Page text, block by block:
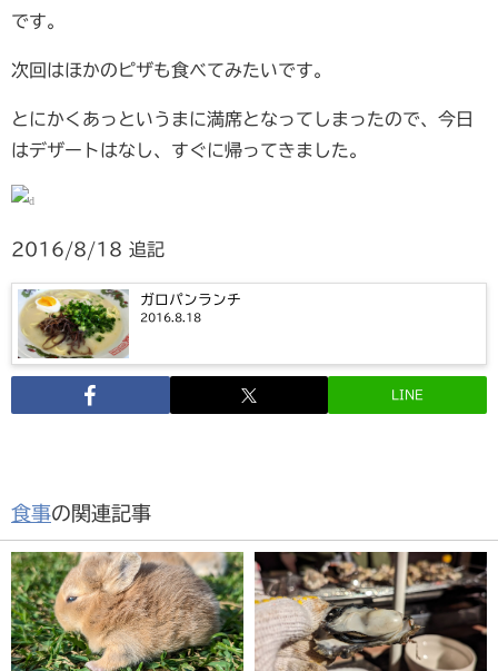
です。
次回はほかのピザも食べてみたいです。
とにかくあっというまに満席となってしまったので、今日
はデザートはなし、すぐに帰ってきました。
2016/8/18 追記
ガロパンランチ
2016.8.18
LINE
食事の関連記事